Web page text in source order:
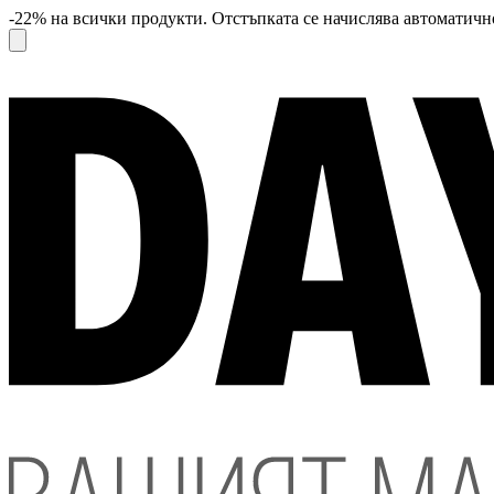
-22% на всички продукти. Отстъпката се начислява